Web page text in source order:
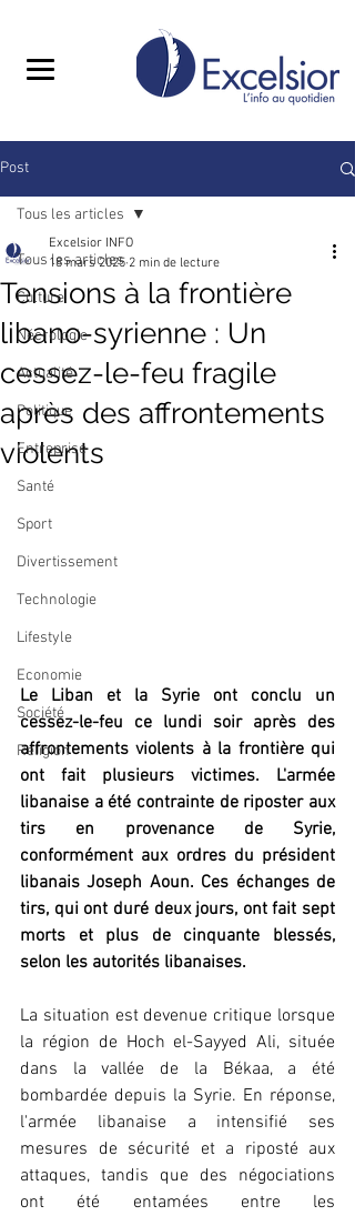
Post
Tous les articles
Culture
Nécrologie
Actualité
Politique
Entreprise
Santé
Sport
Divertissement
Technologie
Lifestyle
Economie
Société
Religion
Tous les articles
Tensions à la frontière
libano-syrienne : Un
cessez-le-feu fragile
après des affrontements
violents
Excelsior INFO
18 mars 2025 2 min de lecture
Le Liban et la Syrie ont conclu un
cessez-le-feu ce lundi soir après des
affrontements violents à la frontière qui
ont fait plusieurs victimes. L'armée
libanaise a été contrainte de riposter aux
tirs en provenance de Syrie,
conformément aux ordres du président
libanais Joseph Aoun. Ces échanges de
tirs, qui ont duré deux jours, ont fait sept
morts et plus de cinquante blessés,
selon les autorités libanaises.
La situation est devenue critique lorsque
la région de Hoch el-Sayyed Ali, située
dans la vallée de la Békaa, a été
bombardée depuis la Syrie. En réponse,
l'armée libanaise a intensifié ses
mesures de sécurité et a riposté aux
attaques, tandis que des négociations
ont été entamées entre les